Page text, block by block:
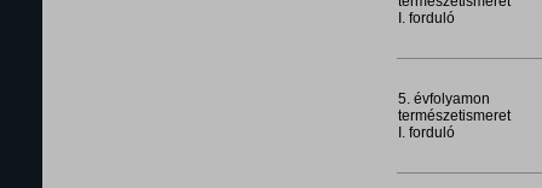
I. forduló
5. évfolyamon
természetismeret
I. forduló